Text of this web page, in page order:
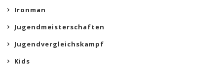
Ironman
Jugendmeisterschaften
Jugendvergleichskampf
Kids